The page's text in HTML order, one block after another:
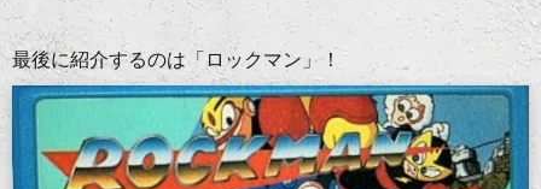
最後に紹介するのは「ロックマン」！